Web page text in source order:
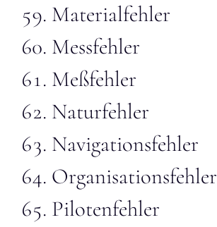
Materialfehler
Messfehler
Meßfehler
Naturfehler
Navigationsfehler
Organisationsfehler
Pilotenfehler